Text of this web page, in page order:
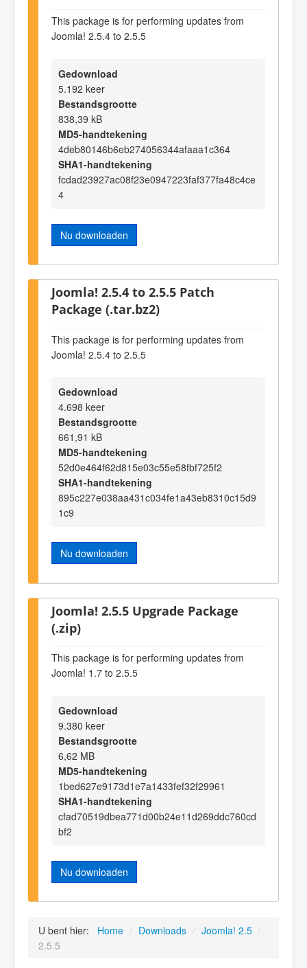
This package is for performing updates from
Joomla! 2.5.4 to 2.5.5
Gedownload
5.192 keer
Bestandsgrootte
838,39 kB
MD5-handtekening
4deb80146b6eb274056344afaaa1c364
SHA1-handtekening
fcdad23927ac08f23e0947223faf377fa48c4ce
4
Nu downloaden
Joomla! 2.5.4 to 2.5.5 Patch
Package (.tar.bz2)
This package is for performing updates from
Joomla! 2.5.4 to 2.5.5
Gedownload
4.698 keer
Bestandsgrootte
661,91 kB
MD5-handtekening
52d0e464f62d815e03c55e58fbf725f2
SHA1-handtekening
895c227e038aa431c034fe1a43eb8310c15d9
1c9
Nu downloaden
Joomla! 2.5.5 Upgrade Package
(.zip)
This package is for performing updates from
Joomla! 1.7 to 2.5.5
Gedownload
9.380 keer
Bestandsgrootte
6,62 MB
MD5-handtekening
1bed627e9173d1e7a1433fef32f29961
SHA1-handtekening
cfad70519dbea771d00b24e11d269ddc760cd
bf2
Nu downloaden
U bent hier: Home / Downloads / Joomla! 2.5 /
2.5.5